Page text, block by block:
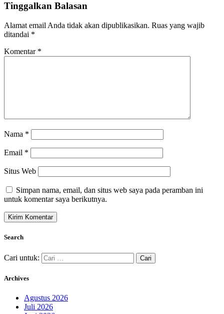
Tinggalkan Balasan
Alamat email Anda tidak akan dipublikasikan. Ruas yang wajib
ditandai *
Komentar *
Nama *
Email *
Situs Web
Simpan nama, email, dan situs web saya pada peramban ini
untuk komentar saya berikutnya.
Search
Cari untuk:
Archives
Agustus 2026
Juli 2026